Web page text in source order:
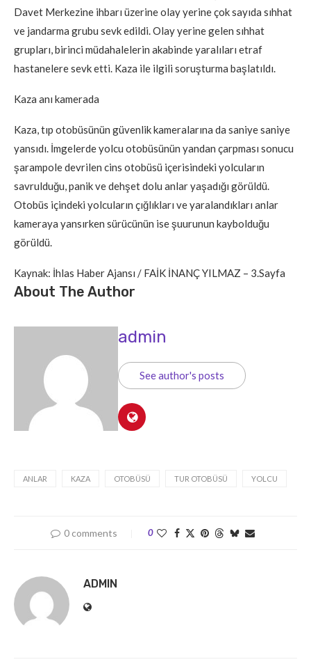
Davet Merkezine ihbarı üzerine olay yerine çok sayıda sıhhat
ve jandarma grubu sevk edildi. Olay yerine gelen sıhhat
grupları, birinci müdahalelerin akabinde yaralıları etraf
hastanelere sevk etti. Kaza ile ilgili soruşturma başlatıldı.
Kaza anı kamerada
Kaza, tıp otobüsünün güvenlik kameralarına da saniye saniye
yansıdı. İmgelerde yolcu otobüsünün yandan çarpması sonucu
şarampole devrilen cins otobüsü içerisindeki yolcuların
savrulduğu, panik ve dehşet dolu anlar yaşadığı görüldü.
Otobüs içindeki yolcuların çığlıkları ve yaralandıkları anlar
kameraya yansırken sürücünün ise şuurunun kaybolduğu
görüldü.
Kaynak: İhlas Haber Ajansı / FAİK İNANÇ YILMAZ – 3.Sayfa
About The Author
admin
See author's posts
ANLAR KAZA OTOBÜSÜ TUR OTOBÜSÜ YOLCU
0 comments 0
ADMIN